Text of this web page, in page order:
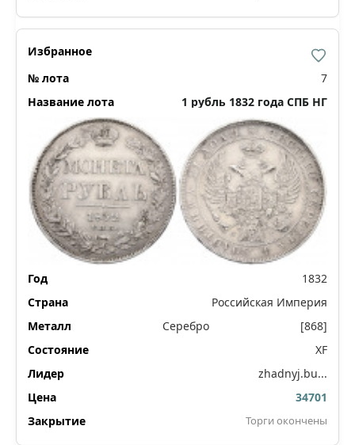
7
1 рубль 1832 года СПБ НГ
1832
Российская Империя
Серебро
[868]
XF
zhadnyj.bu...
34701
Торги окончены